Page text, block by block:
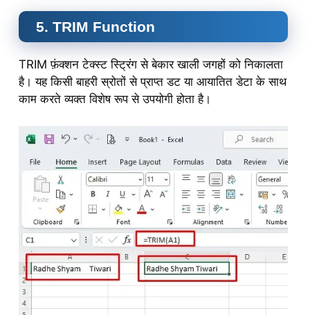
5. TRIM Function
TRIM फ़ंक्शन टेक्स्ट स्ट्रिंग से बेकार खाली जगहों को निकालता
है। यह किसी बाहरी स्रोतों से प्राप्त डट या आयातित डेटा के साथ
काम करते व्यक्त विशेष रूप से उपयोगी होता है।